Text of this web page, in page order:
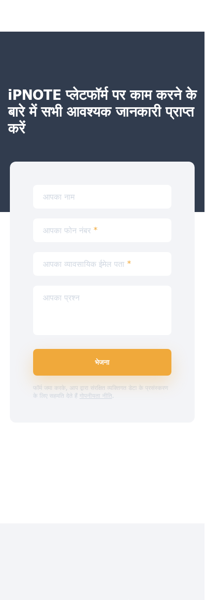
iPNOTE प्लेटफॉर्म पर काम करने के
बारे में सभी आवश्यक जानकारी प्राप्त
करें
आपका नाम
आपका फोन नंबर *
आपका व्यावसायिक ईमेल पता *
आपका प्रश्न
भेजना
फॉर्म जमा करके, आप द्वारा संरक्षित व्यक्तिगत डेटा के प्रसंस्करण
के लिए सहमति देते हैं गोपनीयता नीति.